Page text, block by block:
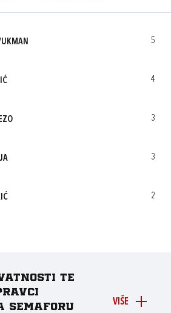
5
4
3
3
2
VIŠE
te
Semaforu